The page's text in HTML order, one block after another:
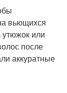
с челкой
кудрявые
вьющихся
утюжок или
после
аккуратные